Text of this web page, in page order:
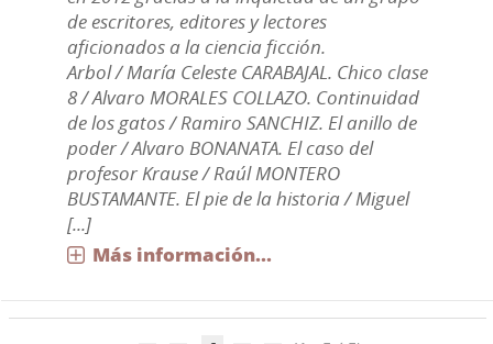
de escritores, editores y lectores
aficionados a la ciencia ficción.
Arbol / María Celeste CARABAJAL. Chico clase
8 / Alvaro MORALES COLLAZO. Continuidad
de los gatos / Ramiro SANCHIZ. El anillo de
poder / Alvaro BONANATA. El caso del
profesor Krause / Raúl MONTERO
BUSTAMANTE. El pie de la historia / Miguel
[...]
Más información...